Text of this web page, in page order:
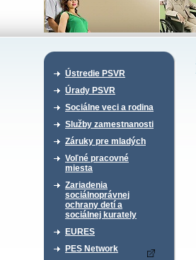
Ústredie PSVR
Úrady PSVR
Sociálne veci a rodina
Služby zamestnanosti
Záruky pre mladých
Voľné pracovné
miesta
Zariadenia
sociálnoprávnej
ochrany detí a
sociálnej kurately
EURES
PES Network